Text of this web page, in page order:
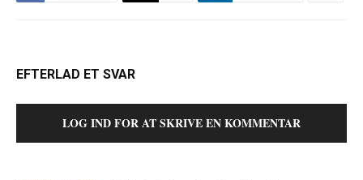
EFTERLAD ET SVAR
LOG IND FOR AT SKRIVE EN KOMMENTAR